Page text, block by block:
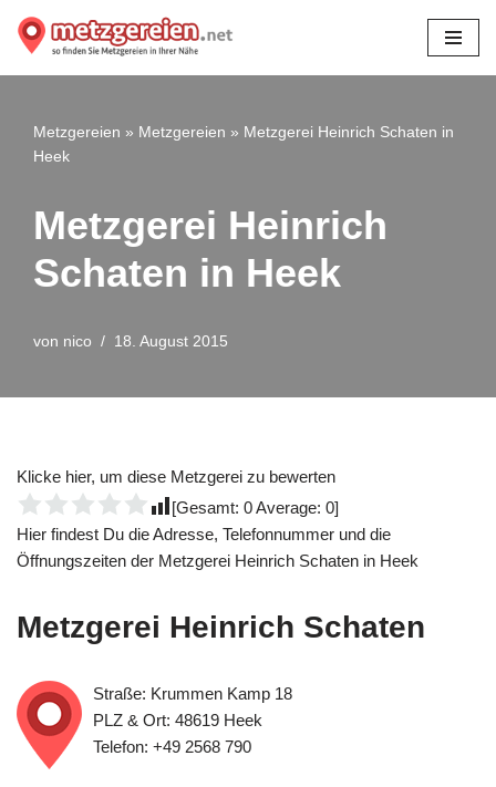
Zum
Metzgereien » Metzgereien » Metzgerei Heinrich Schaten in
Heek
Metzgerei Heinrich
Schaten in Heek
von nico 18. August 2015
Klicke hier, um diese Metzgerei zu bewerten
[Gesamt: 0Average: 0]
Hier findest Du die Adresse, Telefonnummer und die
Öffnungszeiten der Metzgerei Heinrich Schaten in Heek
Metzgerei Heinrich Schaten
Straße: Krummen Kamp 18
PLZ & Ort: 48619 Heek
Telefon: +49 2568 790